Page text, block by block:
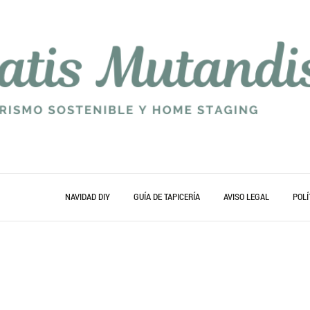
NAVIDAD DIY GUÍA DE TAPICERÍA AVISO LEGAL